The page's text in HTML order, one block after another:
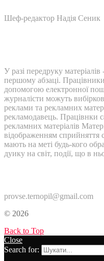
Шеф-редактор Надія Сеник
У разі передруку
першому абзаці.
допомогою електронної
журналісти можуть
реклами та рекламних
рекламодавець. Працівнки
рекламних матеріалів
відображенням сприйняття
мають на меті будь-кого
дуику на світ, події, що в
provse.ternopil@gmail.com
© 2026
Back to Top
Close
Search for: